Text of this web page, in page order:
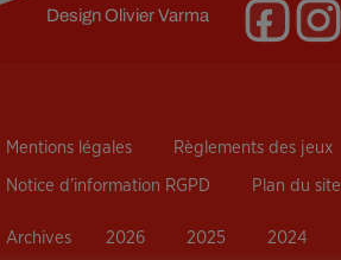
DesignOlivier Varma
Mentions légales Règlements des jeux
Notice d’information RGPD Plan du site
Archives 2026 2025 2024